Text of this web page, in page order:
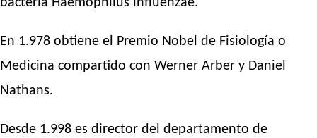
bacteria Haemophilus influenzae.
En 1.978 obtiene el Premio Nobel de Fisiología o
Medicina compartido con Werner Arber y Daniel
Nathans.
Desde 1.998 es director del departamento de